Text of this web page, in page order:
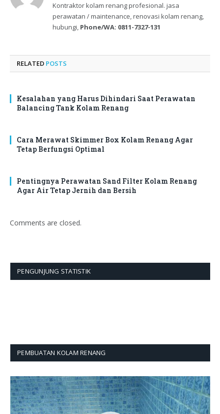
Kontraktor kolam renang profesional. jasa
perawatan / maintenance, renovasi kolam renang,
hubungi, Phone/WA: 0811-7327-131
RELATED POSTS
Kesalahan yang Harus Dihindari Saat Perawatan
Balancing Tank Kolam Renang
Cara Merawat Skimmer Box Kolam Renang Agar
Tetap Berfungsi Optimal
Pentingnya Perawatan Sand Filter Kolam Renang
Agar Air Tetap Jernih dan Bersih
Comments are closed.
PENGUNJUNG STATISTIK
PEMBUATAN KOLAM RENANG
Pemutar
Video